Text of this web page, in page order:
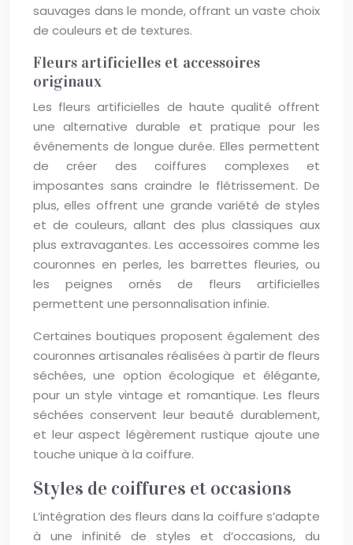
sauvages dans le monde, offrant un vaste choix
de couleurs et de textures.
Fleurs artificielles et accessoires
originaux
Les fleurs artificielles de haute qualité offrent
une alternative durable et pratique pour les
événements de longue durée. Elles permettent
de créer des coiffures complexes et
imposantes sans craindre le flétrissement. De
plus, elles offrent une grande variété de styles
et de couleurs, allant des plus classiques aux
plus extravagantes. Les accessoires comme les
couronnes en perles, les barrettes fleuries, ou
les peignes ornés de fleurs artificielles
permettent une personnalisation infinie.
Certaines boutiques proposent également des
couronnes artisanales réalisées à partir de fleurs
séchées, une option écologique et élégante,
pour un style vintage et romantique. Les fleurs
séchées conservent leur beauté durablement,
et leur aspect légèrement rustique ajoute une
touche unique à la coiffure.
Styles de coiffures et occasions
L’intégration des fleurs dans la coiffure s’adapte
à une infinité de styles et d’occasions, du